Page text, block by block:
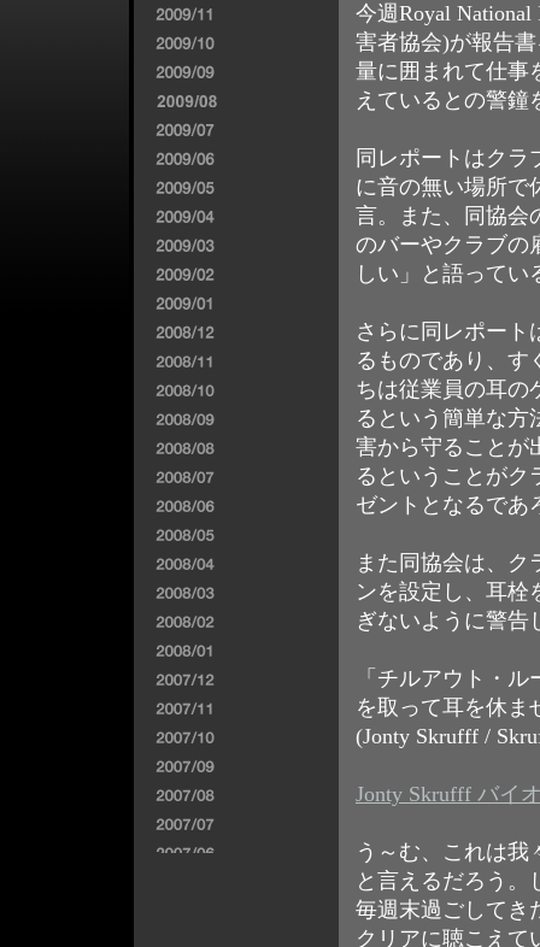
今週Royal
害者協会)が報告
量に囲まれて仕事
えているとの警鐘
同レポートはク
に音の無い場所で
言。また、同協会
のバーやクラブの
しい」と語ってい
さらに同レポート
るものであり、す
ちは従業員の耳の
るという簡単な方
害から守ることが
るということがク
ゼントとなるであ
また同協会は、ク
ンを設定し、耳栓
ぎないように警告
「チルアウト・
を取って耳を休ま
(Jonty Skrufff /
Jonty Skrufff バイ
う～む、これは我
と言えるだろう。
毎週末過ごしてき
クリアに聴こえて